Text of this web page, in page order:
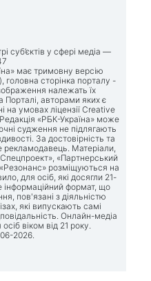
суб’єктів у сфері медіа —
має тримовну версію
головна сторінка порталу -
належать їх
Порталі, авторами яких є
на умовах ліцензії Creative
«РБК-Україна» може
судження не підлягають
За достовірність та
рекламодавець. Матеріали,
«Партнерський
«Резонанс» розміщуються на
для осіб, які досягли 21-
інформаційний формат, що
пов'язані з діяльністю
які випускають самі
Онлайн-медіа
віком від 21 року.
2026.